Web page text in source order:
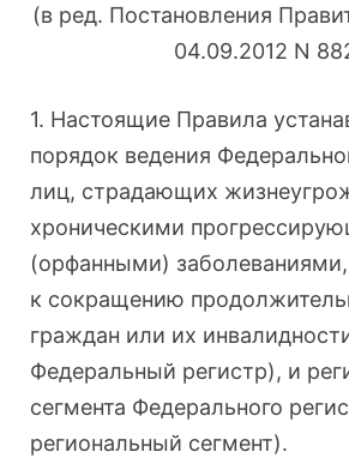
(в ред. Постановления
04.09.2012 N
1. Настоящие Правила
порядок ведения
лиц, страдающих
хроническими
(орфанными)
к сокращению
граждан или их
Федеральный регистр), и
сегмента Федерального
региональный сегмент).